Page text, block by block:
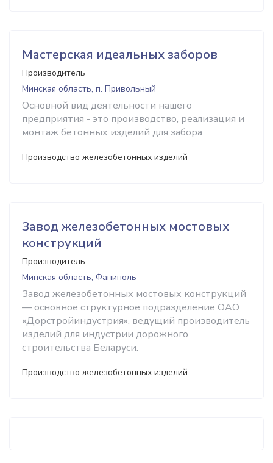
Мастерская идеальных заборов
Производитель
Минская область, п. Привольный
Основной вид деятельности нашего
предприятия - это производство, реализация и
монтаж бетонных изделий для забора
Производство железобетонных изделий
Завод железобетонных мостовых
конструкций
Производитель
Минская область, Фаниполь
Завод железобетонных мостовых конструкций
— основное структурное подразделение ОАО
«Дорстройиндустрия», ведущий производитель
изделий для индустрии дорожного
строительства Беларуси.
Производство железобетонных изделий